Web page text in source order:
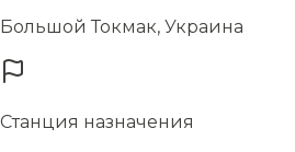
Большой Токмак, Украина
Станция назначения